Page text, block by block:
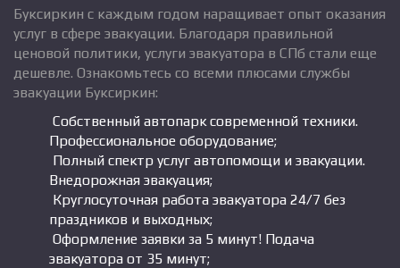
Буксиркин с каждым годом наращивает опыт оказания
услуг в сфере эвакуации. Благодаря правильной
ценовой политики, услуги эвакуатора в СПб стали еще
дешевле. Ознакомьтесь со всеми плюсами службы
эвакуации Буксиркин:
Собственный автопарк современной техники.
Профессиональное оборудование;
Полный спектр услуг автопомощи и эвакуации.
Внедорожная эвакуация;
Круглосуточная работа эвакуатора 24/7 без
праздников и выходных;
Оформление заявки за 5 минут! Подача
эвакуатора от 35 минут;